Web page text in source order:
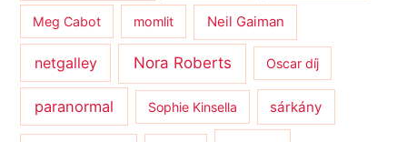
Meg Cabot momlit Neil Gaiman
netgalley Nora Roberts Oscar díj
paranormal Sophie Kinsella sárkány